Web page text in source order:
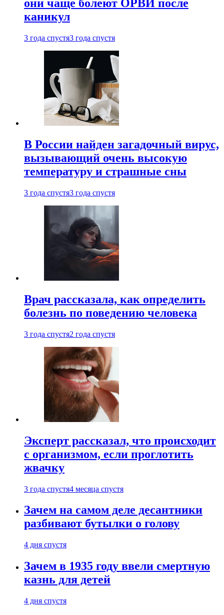
они чаще болеют ОРВИ после
каникул
3 года спустя3 года спустя
В России найден загадочный вирус,
вызывающий очень высокую
температуру и страшные сны
3 года спустя3 года спустя
Врач рассказала, как определить
болезнь по поведению человека
3 года спустя2 года спустя
Эксперт рассказал, что происходит
с организмом, если проглотить
жвачку
3 года спустя4 месяца спустя
Зачем на самом деле десантники
разбивают бутылки о голову
4 дня спустя
Зачем в 1935 году ввели смертную
казнь для детей
4 дня спустя